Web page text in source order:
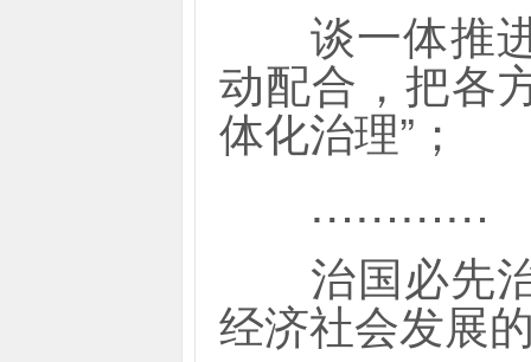
谈一体推进
动配合，把各
体化治理”；
…………
治国必先治
经济社会发展